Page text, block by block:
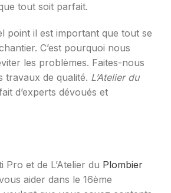
tout soit parfait.
point il est important que tout se
C’est pourquoi nous
les problèmes. Faites-nous
travaux de qualité. L’Atelier du
d’experts dévoués et
Pro et de L’Atelier du Plombier
aider dans le 16ème